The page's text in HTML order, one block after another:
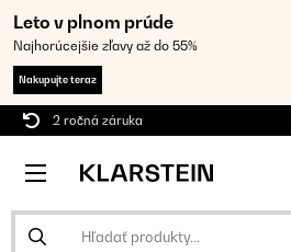
Leto v plnom prúde
Najhorúcejšie zľavy až do 55%
Nakupujte teraz
2 ročná záruka